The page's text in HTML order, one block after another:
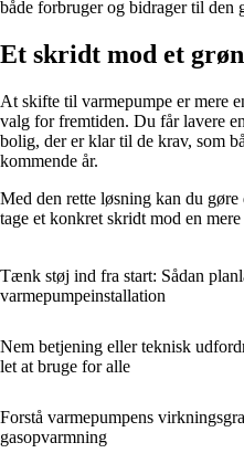
både forbruger og bidrager til den
Et skridt mod et
At skifte til varmepumpe er mere
valg for fremtiden. Du får lavere
bolig, der er klar til de krav, som
kommende år.
Med den rette løsning kan du
tage et konkret skridt mod en
Tænk støj ind fra start: Sådan
varmepumpeinstallation
Nem betjening eller teknisk
let at bruge for alle
Forstå varmepumpens
gasopvarmning